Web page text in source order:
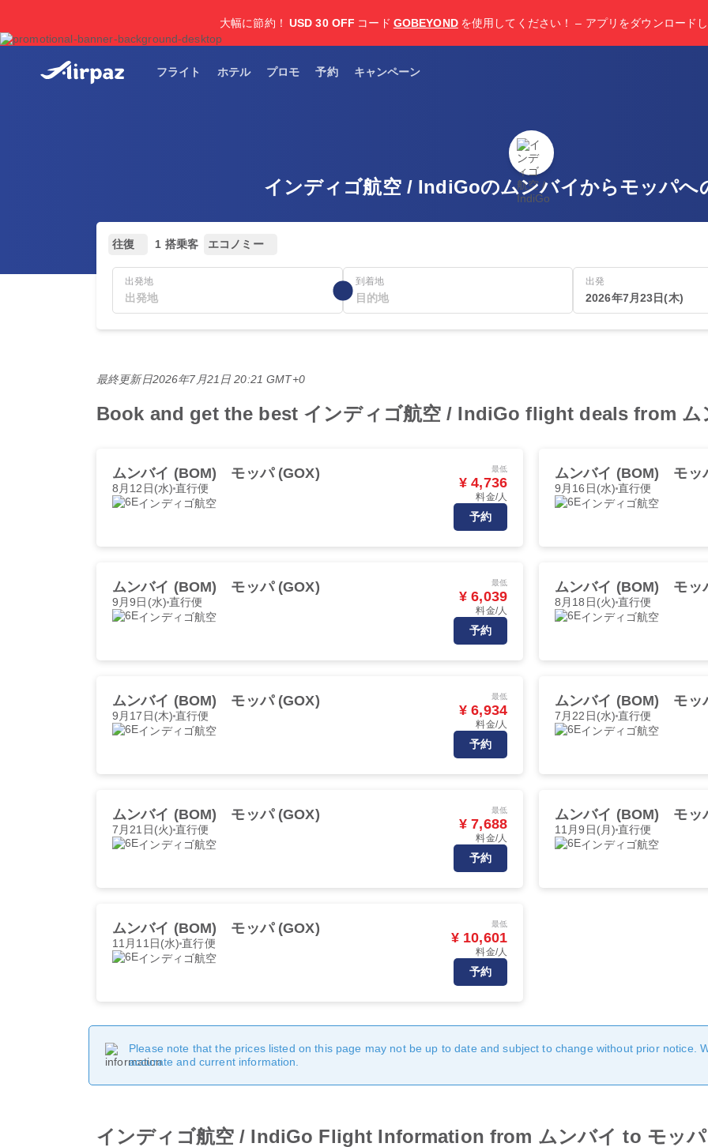
大幅に節約！ USD 30 OFF コード GOBEYOND を使用してください！ – アプリをダウンロード
フライト ホテル プロモ 予約 キャンペーン
インディゴ航空 / IndiGoのムンバイからモッパへ
往復 1 搭乗客 エコノミー
出発地 到着地 出発
2026年7月23日(木)
最終更新日2026年7月21日 20:21 GMT+0
Book and get the best インディゴ航空 / IndiGo flight deals from ム
ムンバイ (BOM) モッパ (GOX)
8月12日(水)直行便
インディゴ航空
最低
¥ 4,736
料金/人
予約
ムンバイ (BOM) モッ
9月16日(水)直行便
インディゴ航空
ムンバイ (BOM) モッパ (GOX)
9月9日(水) 直行便
インディゴ航空
最低
¥ 6,039
料金/人
予約
ムンバイ (BOM) モッ
8月18日(火)直行便
インディゴ航空
ムンバイ (BOM) モッパ (GOX)
9月17日(木)直行便
インディゴ航空
最低
¥ 6,934
料金/人
予約
ムンバイ (BOM) モッ
7月22日(水)直行便
インディゴ航空
ムンバイ (BOM) モッパ (GOX)
7月21日(火)直行便
インディゴ航空
最低
¥ 7,688
料金/人
予約
ムンバイ (BOM) モッ
11月9日(月)直行便
インディゴ航空
ムンバイ (BOM) モッパ (GOX)
11月11日(水)直行便
インディゴ航空
最低
¥ 10,601
料金/人
予約
Please note that the prices listed on this page may not be up to date and subject to change without prior notice.
accurate and current information.
インディゴ航空 / IndiGo Flight Information from ムンバイ to モッパ